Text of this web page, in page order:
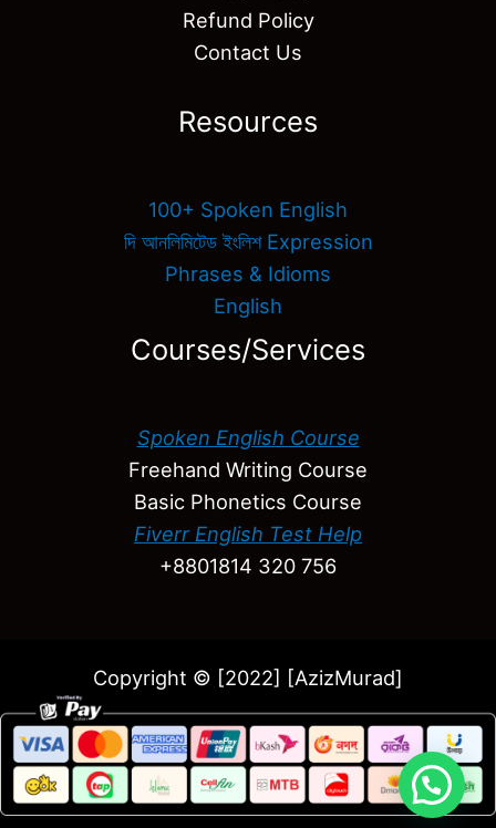
Refund Policy
Contact Us
Resources
100+ Spoken English
দি আনলিমিটেড ইংলিশ Expression
Phrases & Idioms
English
Courses/Services
Spoken English Course
Freehand Writing Course
Basic Phonetics Course
Fiverr English Test Help
+8801814 320 756
Copyright © [2022] [AzizMurad]